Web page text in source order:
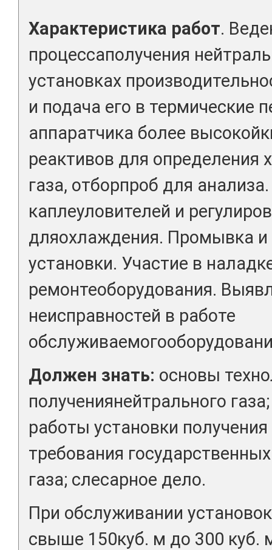
Характеристика работ.
процессаполучения
установках
и подача его в термические
аппаратчика более
реактивов для определения
газа, отборпроб для
каплеуловителей и
дляохлаждения. Промывка
установки. Участие в
ремонтеоборудования.
неисправностей в работе
Должен знать: основы
получениянейтрального
работы установки получения
требования
газа; слесарное дело.
При обслуживании
свыше 150куб. м до 300 куб.